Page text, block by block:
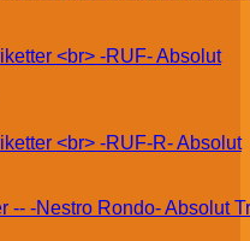
Absolut
Absolut
Absolut